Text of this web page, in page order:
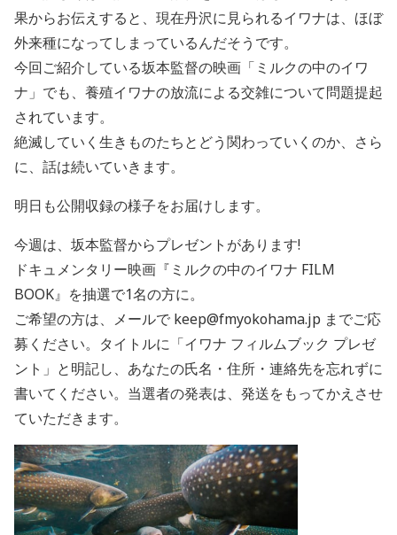
果からお伝えすると、現在丹沢に見られるイワナは、ほぼ
外来種になってしまっているんだそうです。
今回ご紹介している坂本監督の映画「ミルクの中のイワ
ナ」でも、養殖イワナの放流による交雑について問題提起
されています。
絶滅していく生きものたちとどう関わっていくのか、さら
に、話は続いていきます。
明日も公開収録の様子をお届けします。
今週は、坂本監督からプレゼントがあります!
ドキュメンタリー映画『ミルクの中のイワナ FILM
BOOK』を抽選で1名の方に。
ご希望の方は、メールで keep@fmyokohama.jp までご応
募ください。タイトルに「イワナ フィルムブック プレゼ
ント」と明記し、あなたの氏名・住所・連絡先を忘れずに
書いてください。当選者の発表は、発送をもってかえさせ
ていただきます。